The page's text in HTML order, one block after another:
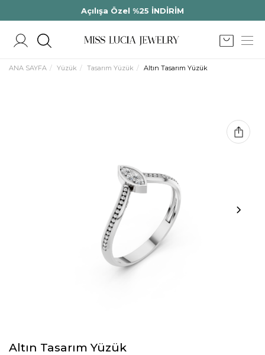
Açılışa Özel %25 İNDİRİM
ANA SAYFA Yüzük Tasarım Yüzük Altın Tasarım Yüzük
Altın Tasarım Yüzük